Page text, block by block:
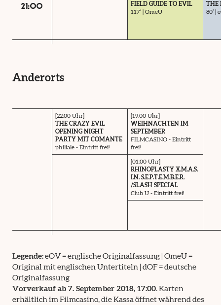
21:00
FIELD GUIDE TO EVIL
117‘ | OmeU
THE
80‘ |
Anderorts
[22:00 Uhr]
THE CRAZY EVIL
OPENING NIGHT
PARTY MIT COMANTE
philiale - Eintritt frei!
[19:00 Uhr]
WEIHNACHTEN IM
SEPTEMBER
FILMCASINO - Eintritt
frei!
[01:00 Uhr]
RHINOPLASTY X.M.A.S.
I.N. S.E.P.T.E.M.B.E.R.
/SLASH SPECIAL
Club U - Eintritt frei!
Legende:eOV = englische Originalfassung | OmeU =
Original mit englischen Untertiteln | dOF = deutsche
Originalfassung
Vorverkauf ab 7. September 2018, 17:00. Karten
erhältlich im Filmcasino, die Kassa öffnet während des